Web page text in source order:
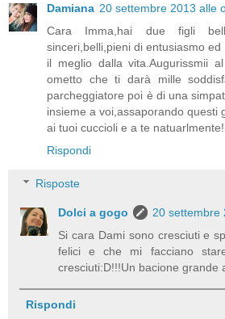
Damiana 20 settembre 2013 alle
Cara Imma,hai due figli
sinceri,belli,pieni di entusiasmo
il meglio dalla vita.Augurissmii
ometto che ti darà mille
parcheggiatore poi è di una
insieme a voi,assaporando questi
ai tuoi cuccioli e a te
Rispondi
Risposte
Dolci a gogo
20 settembre
Si cara Dami sono cresciuti e
felici e che mi facciano
cresciuti:D!!!Un bacione grande
Rispondi